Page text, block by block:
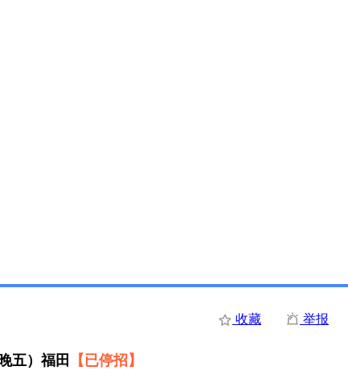
收藏 举报
五）福田 【已停招】